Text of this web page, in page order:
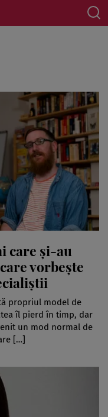
care și-au
vorbește
propriul model de
îl pierd în timp, dar
un mod normal de
[…]